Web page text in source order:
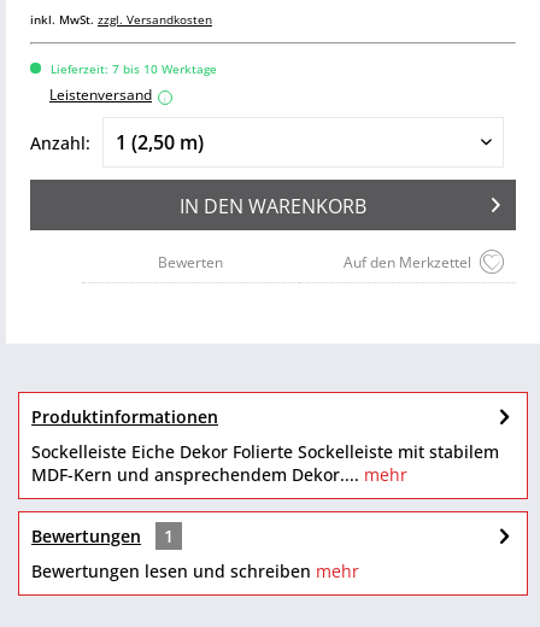
inkl. MwSt. zzgl. Versandkosten
Lieferzeit: 7 bis 10 Werktage
Leistenversand i
Anzahl:
IN DEN WARENKORB
Auf den Merkzettel
Bewerten
Produktinformationen
Sockelleiste Eiche Dekor Folierte Sockelleiste mit stabilem
MDF-Kern und ansprechendem Dekor.... mehr
Bewertungen
1
Bewertungen lesen und schreiben mehr